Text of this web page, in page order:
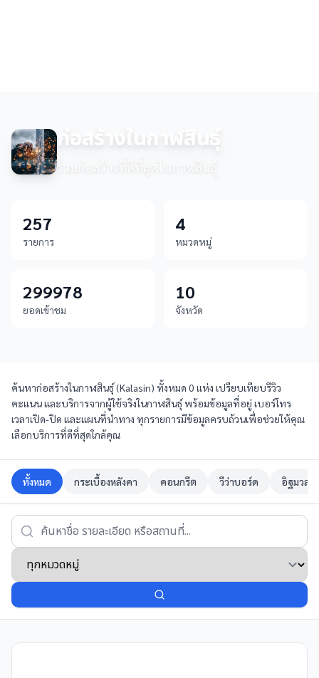
ก่อสร้างในกาฬสินธุ์
รวมก่อสร้างที่ดีที่สุดในกาฬสินธุ์
257
รายการ
4
หมวดหมู่
299978
ยอดเข้าชม
10
จังหวัด
ค้นหาก่อสร้างในกาฬสินธุ์ (Kalasin) ทั้งหมด 0 แห่ง เปรียบเทียบรีวิว
คะแนน และบริการจากผู้ใช้จริงในกาฬสินธุ์ พร้อมข้อมูลที่อยู่ เบอร์โทร
เวลาเปิด-ปิด และแผนที่นำทาง ทุกรายการมีข้อมูลครบถ้วนเพื่อช่วยให้คุณ
เลือกบริการที่ดีที่สุดใกล้คุณ
ทั้งหมด กระเบื้องหลังคา คอนกรีต วีว่าบอร์ด อิฐมวลเ